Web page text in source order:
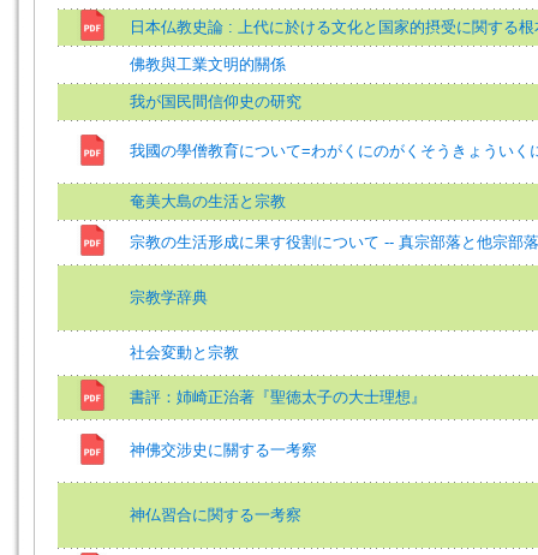
日本仏教史論 : 上代に於ける文化と国家的摂受に関する
佛教與工業文明的關係
我が国民間信仰史の研究
我國の學僧教育について=わがくにのがくそうきょういく
奄美大島の生活と宗教
宗教の生活形成に果す役割について -- 真宗部落と他宗部
宗教学辞典
社会変動と宗教
書評：姉崎正治著『聖徳太子の大士理想』
神佛交涉史に關する一考察
神仏習合に関する一考察